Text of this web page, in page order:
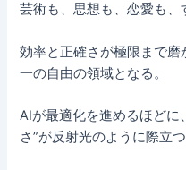
芸術も、思想も、恋愛も、
効率と正確さが極限まで
一の自由の領域となる。
AIが最適化を進めるほどに
さ”が反射光のように際立つ